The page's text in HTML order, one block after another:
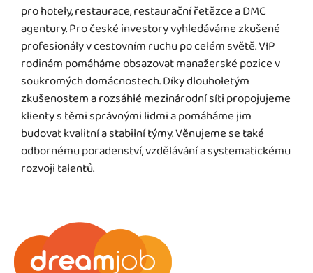
pro hotely, restaurace, restaurační řetězce a DMC
agentury. Pro české investory vyhledáváme zkušené
profesionály v cestovním ruchu po celém světě. VIP
rodinám pomáháme obsazovat manažerské pozice v
soukromých domácnostech. Díky dlouholetým
zkušenostem a rozsáhlé mezinárodní síti propojujeme
klienty s těmi správnými lidmi a pomáháme jim
budovat kvalitní a stabilní týmy. Věnujeme se také
odbornému poradenství, vzdělávání a systematickému
rozvoji talentů.